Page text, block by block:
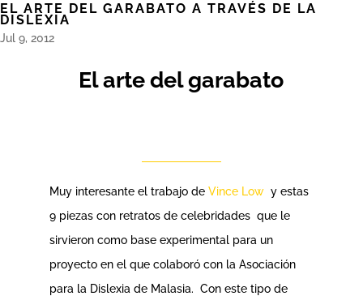
EL ARTE DEL GARABATO A TRAVÉS DE LA
DISLEXIA
Jul 9, 2012
El arte del garabato
Muy interesante el trabajo de Vince Lowy estas
9 piezas con retratos de celebridades que le
sirvieron como base experimental para un
proyecto en el que colaboró con la Asociación
para la Dislexia de Malasia. Con este tipo de